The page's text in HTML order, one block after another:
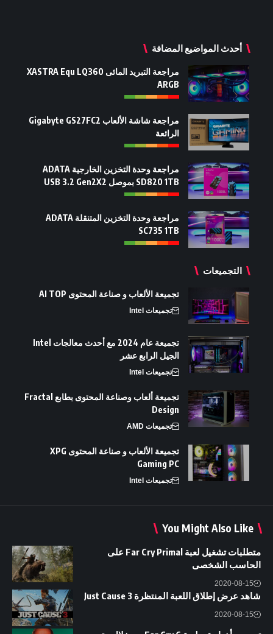
أحدث المواضيع المضافة
مراجعة التبريد المائى XASTRA Equ LQ360
ARGB
مراجعة شاشة الألعاب Gigabyte GS27FC2
الرائعة
مراجعة وحدة التخزين الخارجية ADATA
SD820 1TB بموصل USB 3.2 Gen2X2
مراجعة وحدة التخزين المتنقلة ADATA
SC735 1TB
التجميعات
تجميعة الألعاب و صناعة المحتوى AI TOP
تجميعات Intel
تجميعة عام 2024 مع أحدث معالجات Intel
الجيل الرابع عشر
تجميعات Intel
تجميعة ألعاب وصناعة المحتوى بطابع Fractal
Design
تجميعات AMD
تجميعة الألعاب و صناعة المحتوى XPG
Gaming PC
تجميعات Intel
You Might Also Like
متطلبات تشغيل لعبة Far Cry Primal على
الحاسب الشخصى
2020-08-15
شاهد عرض إطلاق اللعبة المنتظرة Just Cause 3
2020-08-15